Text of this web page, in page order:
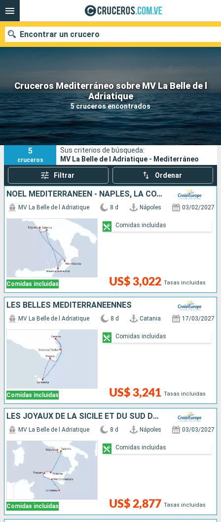
Cruceros Mediterráneo sobre MV La Belle de l
Adriatique
5 cruceros encontrados
Encontrar un crucero
Nuestros destinos
Fecha de salida
Puertos Compañías
Buscar
5
cruceros
Sus criterios de búsqueda:
MV La Belle de l Adriatique - Mediterráneo
Filtrar Ordenar
NOËL MÉDITERRANÉEN - NAPLES, LA CÔTE AMALFITAINE ET LA SICILE
Comidas incluidas
MV La Belle de l Adriatique 8 d Nápoles 03/02/2027
US$ 3,022 Tasas incluidas
Comidas incluidas
LES BELLES MÉDITERRANÉENNES
Comidas incluidas
MV La Belle de l Adriatique 8 d Catania 17/03/2027
US$ 3,241 Tasas incluidas
Comidas incluidas
LES JOYAUX DE LA SICILE ET DU SUD DE L'ITALIE
Comidas incluidas
MV La Belle de l Adriatique 8 d Nápoles 03/03/2027
US$ 2,877 Tasas incluidas
Comidas incluidas